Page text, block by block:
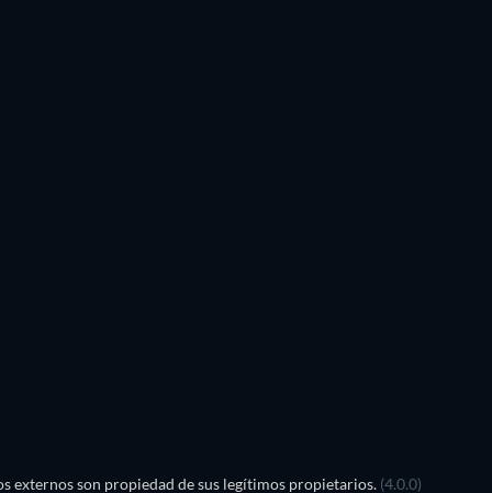
externos son propiedad de sus legítimos propietarios. (4.0.0)